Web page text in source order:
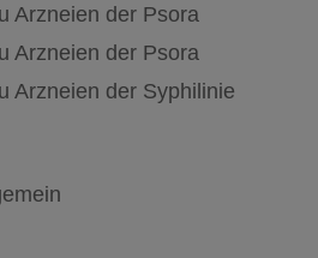
Arzneien der Psora
Arzneien der Psora
Arzneien der Syphilinie